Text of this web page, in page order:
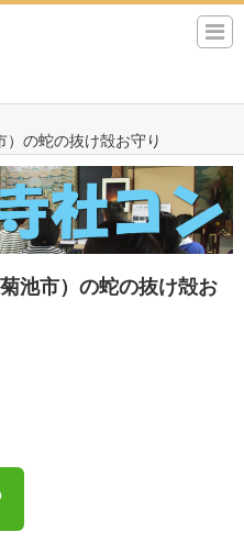
）の蛇の抜け殻お守り
池市）の蛇の抜け殻お